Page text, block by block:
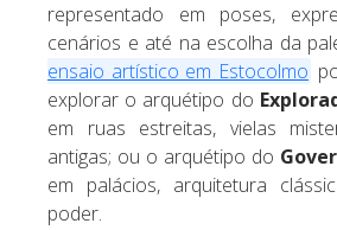
representado em poses,
cenários e até na escolha da
ensaio artístico em Estocolmo
explorar o arquétipo do
em ruas estreitas, vielas
antigas; ou o arquétipo do
em palácios, arquitetura
poder.